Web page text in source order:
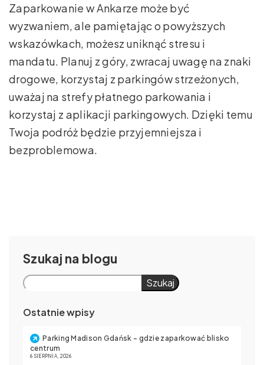
Zaparkowanie w Ankarze może być
wyzwaniem, ale pamiętając o powyższych
wskazówkach, możesz uniknąć stresu i
mandatu. Planuj z góry, zwracaj uwagę na znaki
drogowe, korzystaj z parkingów strzeżonych,
uważaj na strefy płatnego parkowania i
korzystaj z aplikacji parkingowych. Dzięki temu
Twoja podróż będzie przyjemniejsza i
bezproblemowa.
Szukaj
Szukaj
Ostatnie wpisy
Parking Madison Gdańsk – gdzie zaparkować blisko
centrum
6 SIERPNIA, 2026